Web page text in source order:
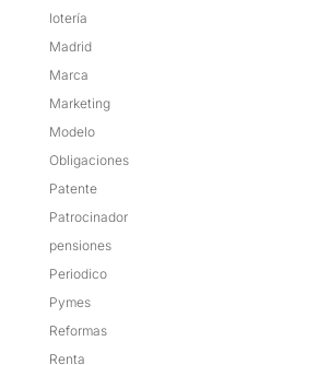
lotería
Madrid
Marca
Marketing
Modelo
Obligaciones
Patente
Patrocinador
pensiones
Periodico
Pymes
Reformas
Renta